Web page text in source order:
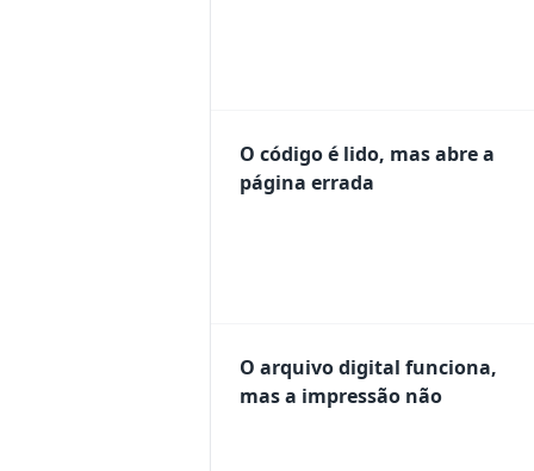
O código é lido, mas abre a
página errada
O arquivo digital funciona,
mas a impressão não